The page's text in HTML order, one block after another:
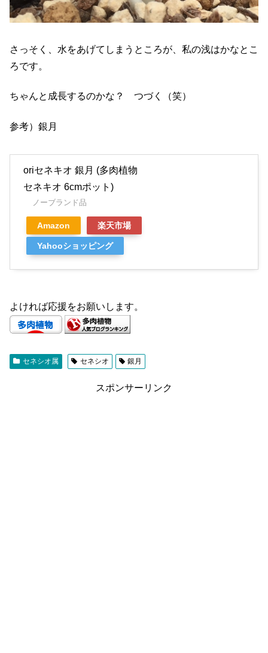
さっそく、水をあげてしまうところが、私の浅はかなとこ
ろです。
ちゃんと成長するのかな？ つづく（笑）
参考）銀月
oriセネキオ 銀月 (多肉植物
セネキオ 6cmポット)
ノーブランド品
Amazon 楽天市場
Yahooショッピング
よければ応援をお願いします。
セネシオ属 セネシオ 銀月
スポンサーリンク